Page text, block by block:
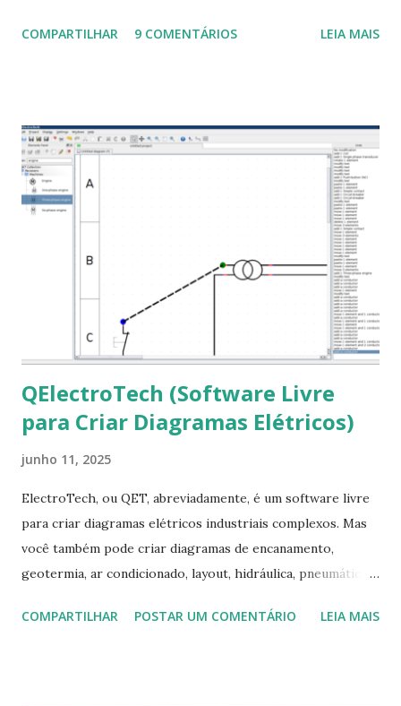
a Associação Brasileira de Normas Técnicas (ABNT), exige
que contém essas fontes. Ao instalar o GNU/Linux abra o
terminal e execute o comando: $ sudo apt-get install ttf-
mscorefonts-installer Leia os termos de uso e avance
clicando em “Ok” Agora aceite os termos de uso clicando
em “Sim” Pronto agora abra o LibreOffice e veja se as
fontes Times New Roman, Arial estão instaladas. Caso
ocorra algum erro ou precisa reinstalar, execute: $ sudo
apt-get install --reinstall ttf-mscorefonts-installer
COMPARTILHAR 9 COMENTÁRIOS LEIA MAIS
QElectroTech (Software Livre
para Criar Diagramas Elétricos)
junho 11, 2025
ElectroTech, ou QET, abreviadamente, é um software livre
para criar diagramas elétricos industriais complexos. Mas
você também pode criar diagramas de encanamento,
geotermia, ar condicionado, layout, hidráulica, pneumática,
Na última versão 0.100, a coleção contém mais de 8.000
COMPARTILHAR POSTAR UM COMENTÁRIO LEIA MAIS